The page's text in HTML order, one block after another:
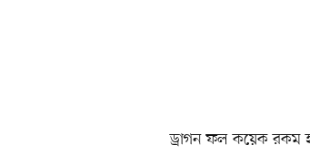
ড্রাগন ফল কয়েক রকম